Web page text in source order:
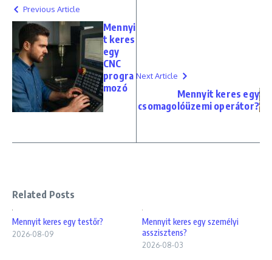
Previous Article
Mennyi
t keres
egy
CNC
progra
mozó
Next Article
Mennyit keres egy
csomagolóüzemi operátor?
Related Posts
Mennyit keres egy testőr?
2026-08-09
Mennyit keres egy személyi
asszisztens?
2026-08-03